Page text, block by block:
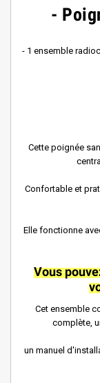
-
- 1 ensemble
Cette poignée
Confortable et
Elle fonctionne
Vous
Cet ensemble
complète,
un manuel